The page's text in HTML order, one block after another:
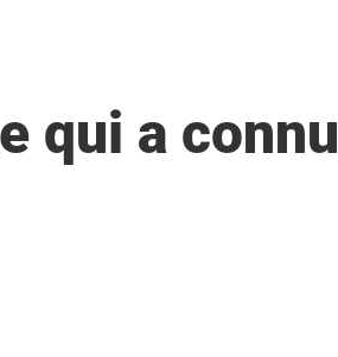
qui a connu